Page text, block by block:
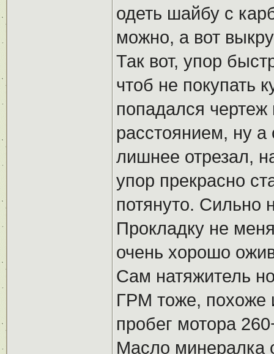
одеть шайбу с
можно, а вот
Так вот, упор
чтоб не покупать
попадался
расстоянием, ну
лишнее отрезал,
упор прекрасно
потянуто. Сильно
Прокладку не
очень хорошо
Сам натяжитель
ГРМ тоже, похоже
пробег мотора
Масло минералка